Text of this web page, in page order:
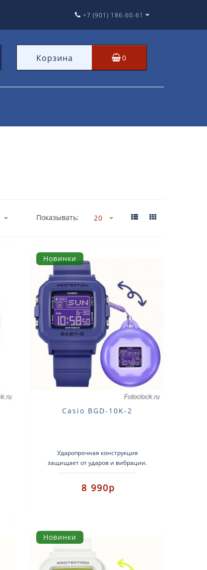
+7 (901) 186-60-61
Корзина 0
Показывать:
Новинки
Casio BGD-10K-2
Ударопрочная конструкция
защищает от ударов и вибрации.
Этот комплект Baby-G+ можно носить
двумя способами: как нар..
8 990р
Новинки